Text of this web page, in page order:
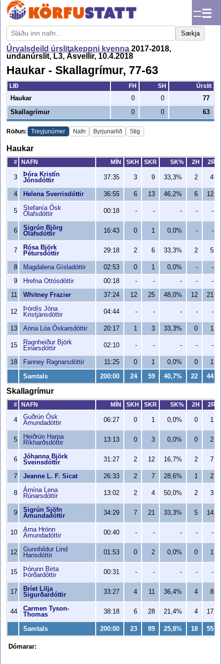
☰
Sækja
Úrvalsdeild úrslitakeppni kvenna 2017-2018,
undanúrslit, L3, Ásvellir, 10.4.2018
Haukar - Skallagrímur, 77-63
LIÐ FH SH
Úrslit
Haukar
0 0
77
Skallagrímur
0 0 63
Röðun: Treyjunúmer Nafn Byrjunarlið Stig
Haukar
# NAFN MÍN SKH SKR SK% 2H 2R
3
Þóra Kristín
Jónsdóttir
37:35 3 9 33,3% 2 4
4 Helena Sverrisdóttir 36:55 6 13 46,2% 6 12
5
Stefanía Ósk
Ólafsdóttir
00:18 - - - - -
6
Sigrún Björg
Ólafsdóttir
16:43 0 1 0,0% - -
7
Rósa Björk
Pétursdóttir
29:18 2 6 33,3% 2 5
8 Magdalena Gísladóttir 02:53 0 1 0,0% -
-
9
Hrefna Ottósdóttir 00:18 - - - -
-
11
Whitney Frazier 37:24 12 25 48,0% 12 21
12
Þórdís Jóna
Kristjánsdóttir
04:44 - - - - -
13 Anna Lóa Óskarsdóttir 20:17 1 3 33,3% 0 1
15
Ragnheiður Björk
Einarsdóttir
02:10 - - - - -
18 Fanney Ragnarsdóttir 11:25 0 1 0,0% 0 1
Samtals 200:00 24 59 40,7% 22 44
Skallagrímur
# NAFN MÍN SKH SKR SK% 2H 2R
4
Guðrún Ósk
Ámundadóttir
06:27 0 1 0,0% 0 1
5
Heiðrún Harpa
Ríkharðsdóttir
13:13 0 3 0,0% 0 2
6
Jóhanna Björk
Sveinsdóttir
31:27 2 12 16,7% 2 7
7 Jeanne L. F. Sicat 26:33 2 7 28,6% 1 2
8
Árnína Lena
Rúnarsdóttir
13:02 2 4 50,0% 2 3
9
Sigrún Sjöfn
Ámundadóttir
34:29 7 21 33,3% 5 14
10
Arna Hrönn
Ámundadóttir
00:40 - - - - -
12
Gunnhildur Lind
Hansdóttir
01:53 0 2 0,0% 0 1
15
Þórunn Birta
Þórðardóttir
00:31 - - - - -
17
Bríet Lilja
Sigurðardóttir
33:27 4 11 36,4% 4 8
44
Carmen Tyson-
Thomas
38:18 6 28 21,4% 4 17
Samtals 200:00 23 89 25,8% 18 55
Dómarar: